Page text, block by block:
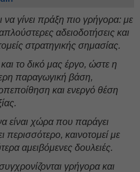
γίνει πράξη πιο γρήγορα: με
αδειοδοτήσεις και
στρατηγικής σημασίας.
το δικό μας έργο, ώστε η
παραγωγική βάση,
και ενεργό θέση
είναι χώρα που παράγει
περισσότερο, καινοτομεί με
αμειβόμενες δουλειές.
γρήγορα και